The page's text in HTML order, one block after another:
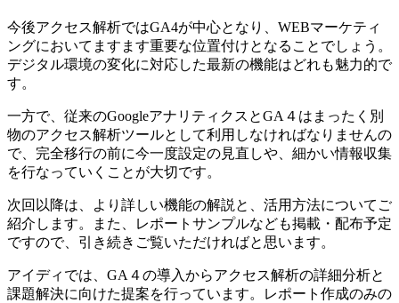
今後アクセス解析ではGA4が中心となり、WEBマーケティ
ングにおいてますます重要な位置付けとなることでしょう。
デジタル環境の変化に対応した最新の機能はどれも魅力的で
す。
一方で、従来のGoogleアナリティクスとGA４はまったく別
物のアクセス解析ツールとして利用しなければなりませんの
で、完全移行の前に今一度設定の見直しや、細かい情報収集
を行なっていくことが大切です。
次回以降は、より詳しい機能の解説と、活用方法についてご
紹介します。また、レポートサンプルなども掲載・配布予定
ですので、引き続きご覧いただければと思います。
アイディでは、GA４の導入からアクセス解析の詳細分析と
課題解決に向けた提案を行っています。レポート作成のみの